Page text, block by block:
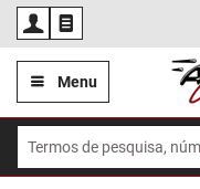
Menu